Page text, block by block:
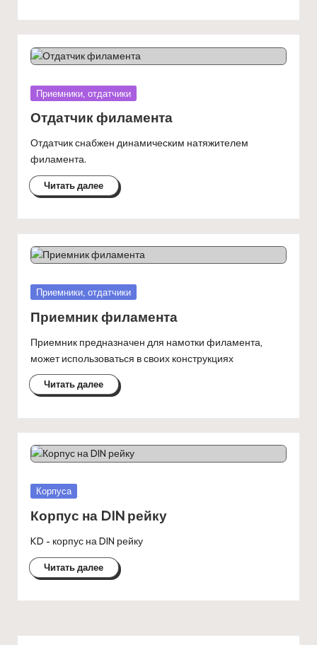
Опубликовано
Приемники, отдатчики
Отдатчик филамента
Отдатчик снабжен динамическим натяжителем
филамента.
Читать далее
Опубликовано
Приемники, отдатчики
Приемник филамента
Приемник предназначен для намотки филамента,
может использоваться в своих конструкциях
Читать далее
Опубликовано
Корпуса
Корпус на DIN рейку
KD - корпус на DIN рейку
Читать далее